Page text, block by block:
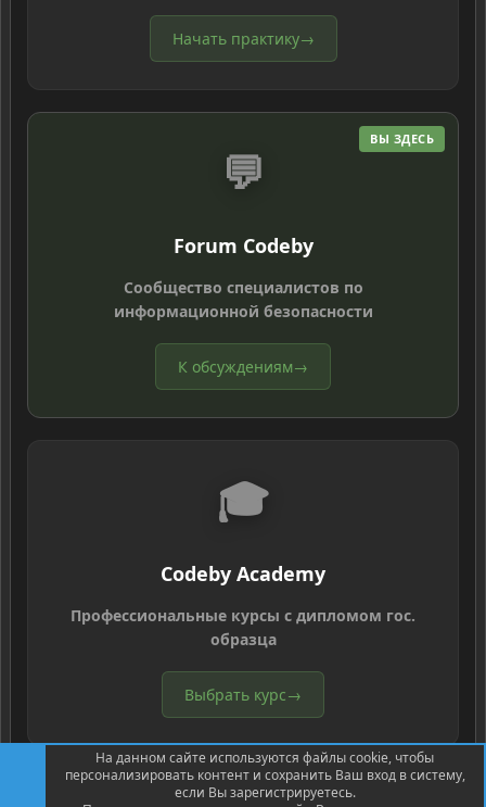
Начать практику→
ВЫ ЗДЕСЬ
💬
Forum Codeby
Сообщество специалистов по
информационной безопасности
К обсуждениям→
🎓
Codeby Academy
Профессиональные курсы с дипломом гос.
образца
Выбрать курс→
На данном сайте используются файлы cookie, чтобы
персонализировать контент и сохранить Ваш вход в систему,
если Вы зарегистрируетесь.